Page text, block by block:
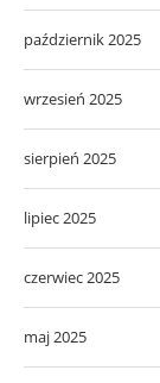
październik 2025
wrzesień 2025
sierpień 2025
lipiec 2025
czerwiec 2025
maj 2025